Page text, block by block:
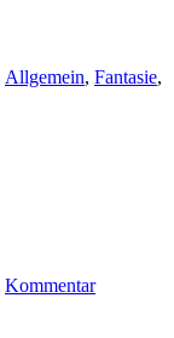
Allgemein, Fantasie,
Kommentar